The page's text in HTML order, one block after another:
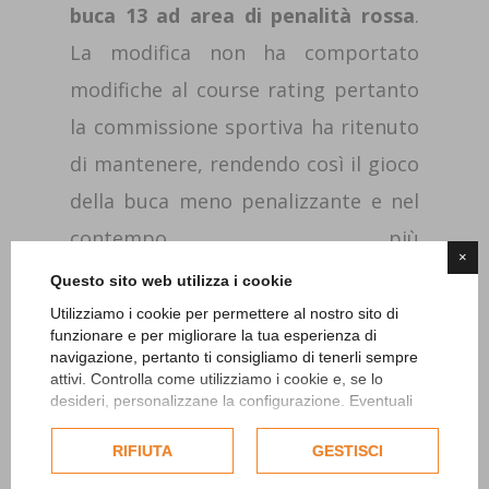
×
Questo sito web utilizza i cookie
Utilizziamo i cookie per permettere al nostro sito di
funzionare e per migliorare la tua esperienza di
navigazione, pertanto ti consigliamo di tenerli sempre
attivi. Controlla come utilizziamo i cookie e, se lo
desideri, personalizzane la configurazione. Eventuali
esclusivamente previa acquisizione del consenso
RIFIUTA GESTISCI
buca 13 ad area di penalità rossa.
La modifica non ha comportato
modifiche al course rating pertanto
la commissione sportiva ha ritenuto
di mantenere, rendendo così il gioco
della buca meno penalizzante e nel
contempo più
veloce. Successivamente, applicando
la stessa logica, è stato convertito
tutto il fuori limite restante della
buca 13 e quello della buca 11 in
area di penalità rossa. Al fine di
evitare droppaggi errati l’area di